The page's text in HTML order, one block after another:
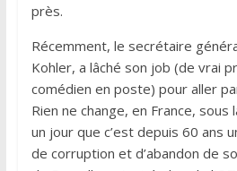
près.
Récemment, le secrétaire
Kohler, a lâché son job (de vrai
comédien en poste) pour aller
Rien ne change, en France, sous
un jour que c’est depuis 60 ans
de corruption et d’abandon de